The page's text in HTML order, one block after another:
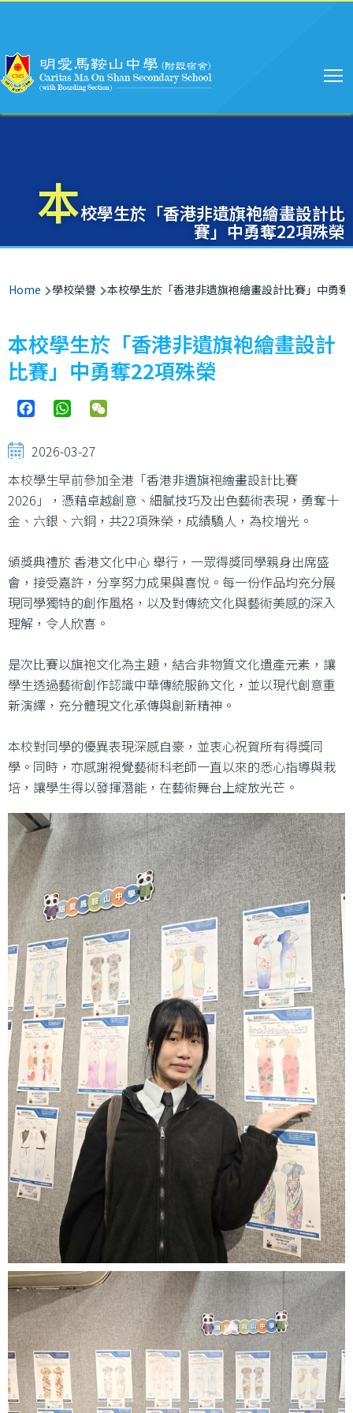
本校學生於「香港非遺旗袍繪畫設計比
賽」中勇奪22項殊榮
Breadcrumb
Home 學校榮譽 本校學生於「香港非遺旗袍繪畫設計比賽」中勇
本校學生於「香港非遺旗袍繪畫設計
比賽」中勇奪22項殊榮
FacebookWhatsApp
2026-03-27
本校學生早前參加全港「香港非遺旗袍繪畫設計比賽
2026」，憑藉卓越創意、細膩技巧及出色藝術表現，勇奪十
金、六銀、六銅，共22項殊榮，成績驕人，為校增光。
頒獎典禮於 香港文化中心 舉行，一眾得獎同學親身出席盛
會，接受嘉許，分享努力成果與喜悅。每一份作品均充分展
現同學獨特的創作風格，以及對傳統文化與藝術美感的深入
理解，令人欣喜。
是次比賽以旗袍文化為主題，結合非物質文化遺產元素，讓
學生透過藝術創作認識中華傳統服飾文化，並以現代創意重
新演繹，充分體現文化承傳與創新精神。
本校對同學的優異表現深感自豪，並衷心祝賀所有得獎同
學。同時，亦感謝視覺藝術科老師一直以來的悉心指導與栽
培，讓學生得以發揮潛能，在藝術舞台上綻放光芒。